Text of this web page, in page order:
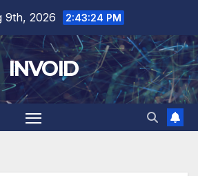
9th, 2026 2:43:25 PM
INVOID